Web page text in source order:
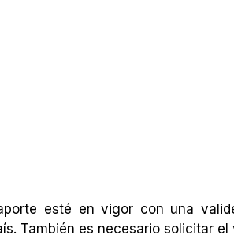
esté en vigor con una
También es necesario solicitar el